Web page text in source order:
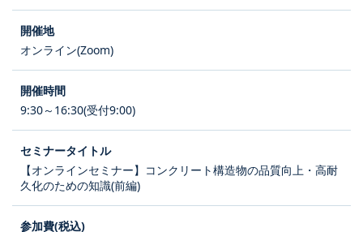
オンライン(Zoom)
9:30～16:30(受付9:00)
【オンラインセミナー】コンクリート構造物の品質向上・高耐
久化のための知識(前編)